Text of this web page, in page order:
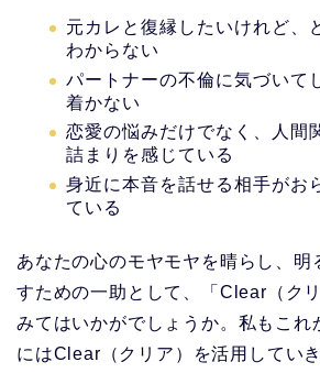
元カレと復縁したいけれど、
わからない
パートナーの不倫に気づいて
着かない
恋愛の悩みだけでなく、人間
詰まりを感じている
身近に本音を話せる相手がお
ている
あなたの心のモヤモヤを晴らし、明
すための一助として、「Clear（ク
みてはいかがでしょうか。私もこれ
にはClear（クリア）を活用してい